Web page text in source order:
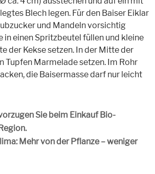
Blech legen. Für den Baiser Eiklar
und Mandeln vorsichtig
in einen Spritzbeutel füllen und kleine
der Kekse setzen. In der Mitte der
Tupfen Marmelade setzen. Im Rohr
die Baisermasse darf nur leicht
Sie beim Einkauf Bio-
Mehr von der Pflanze – weniger